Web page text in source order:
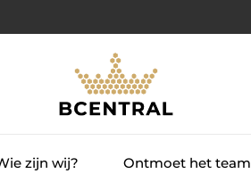
zijn wij? Ontmoet het team